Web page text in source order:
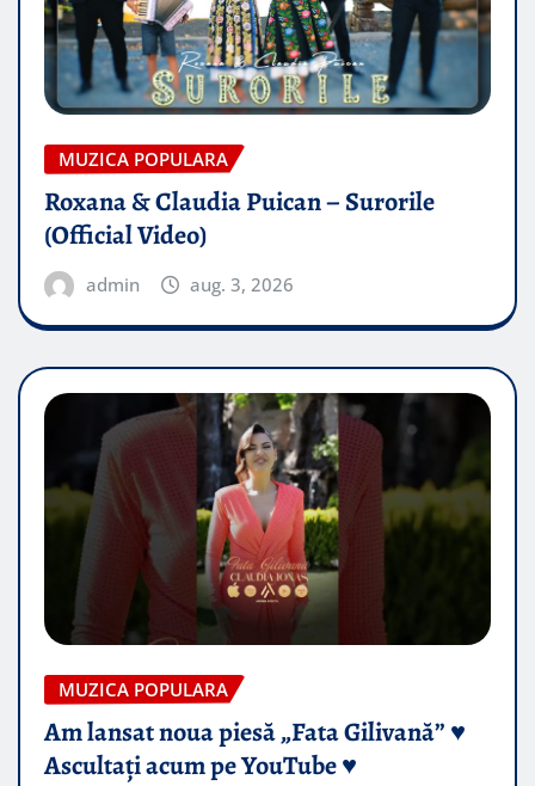
MUZICA POPULARA
Roxana & Claudia Puican – Surorile
(Official Video)
admin aug. 3, 2026
MUZICA POPULARA
Am lansat noua piesă „Fata Gilivană” ♥️
Ascultați acum pe YouTube ♥️